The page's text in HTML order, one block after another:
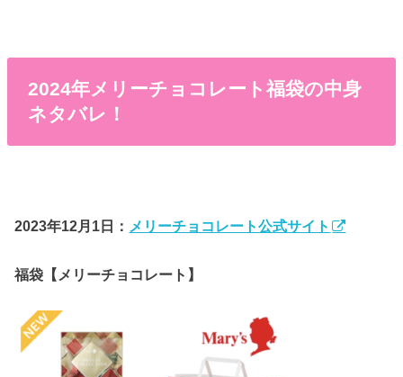
2024年メリーチョコレート福袋の中身
ネタバレ！
2023年12月1日： メリーチョコレート公式サイト
福袋【メリーチョコレート】